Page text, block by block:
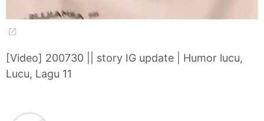
[Video] 200730 || story IG update | Humor lucu,
Lucu, Lagu 11